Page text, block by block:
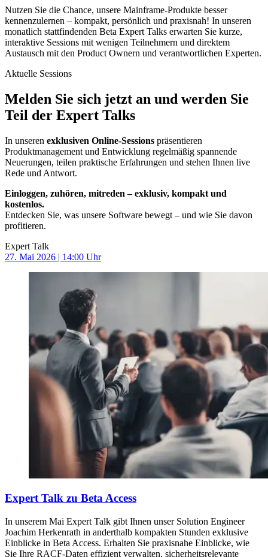
Nutzen Sie die Chance, unsere Mainframe-Produkte besser
kennenzulernen – kompakt, persönlich und praxisnah! In unseren
monatlich stattfindenden Beta Expert Talks erwarten Sie kurze,
interaktive Sessions mit wenigen Teilnehmern und direktem
Austausch mit den Product Ownern und verantwortlichen Experten.
Aktuelle Sessions
Melden Sie sich jetzt an und werden Sie
Teil der Expert Talks
In unseren exklusiven Online-Sessions präsentieren
Produktmanagement und Entwicklung regelmäßig spannende
Neuerungen, teilen praktische Erfahrungen und stehen Ihnen live
Rede und Antwort.
Einloggen, zuhören, mitreden – exklusiv, kompakt und
kostenlos.
Entdecken Sie, was unsere Software bewegt – und wie Sie davon
profitieren.
Expert Talk
27. Mai 2026 | 14:00 Uhr
Expert Talk zu Beta Access
In unserem Mai Expert Talk gibt Ihnen unser Solution Engineer
Joachim Herkenrath in anderthalb kompakten Stunden exklusive
Einblicke in Beta Access. Erhalten Sie praxisnahe Einblicke, wie
Sie Ihre RACF-Daten effizient verwalten, sicherheitsrelevante